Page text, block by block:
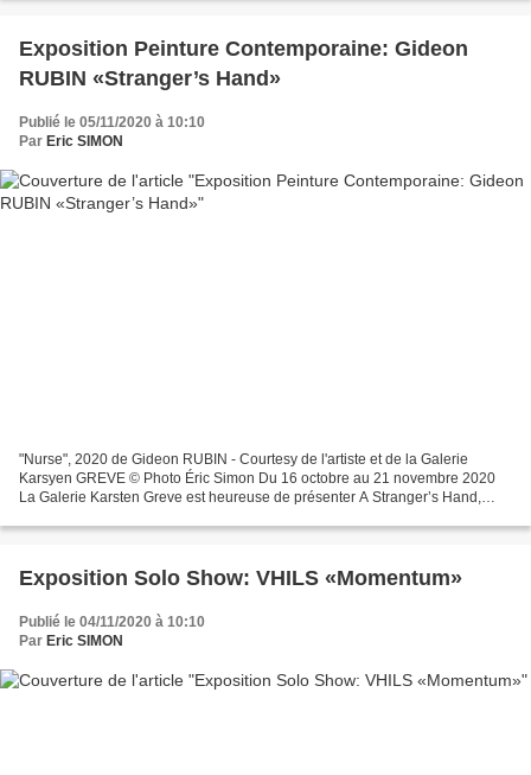
Exposition Peinture Contemporaine: Gideon
RUBIN «Stranger’s Hand»
Publié le 05/11/2020 à 10:10
Par Eric SIMON
"Nurse", 2020 de Gideon RUBIN - Courtesy de l'artiste et de la Galerie
Karsyen GREVE © Photo Éric Simon Du 16 octobre au 21 novembre 2020
La Galerie Karsten Greve est heureuse de présenter A Stranger’s Hand,
Exposition Solo Show: VHILS «Momentum»
Publié le 04/11/2020 à 10:10
Par Eric SIMON